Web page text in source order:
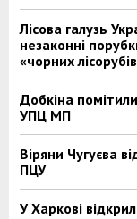
Лісова галузь
незаконні
«чорних
Добкіна
УПЦ МП
Віряни Чугуєва
ПЦУ
У Харкові